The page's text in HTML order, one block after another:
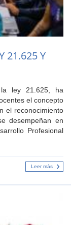
21.625 Y
ley 21.625, ha
el concepto
el reconocimiento
desempeñan en
Profesional
Leer más